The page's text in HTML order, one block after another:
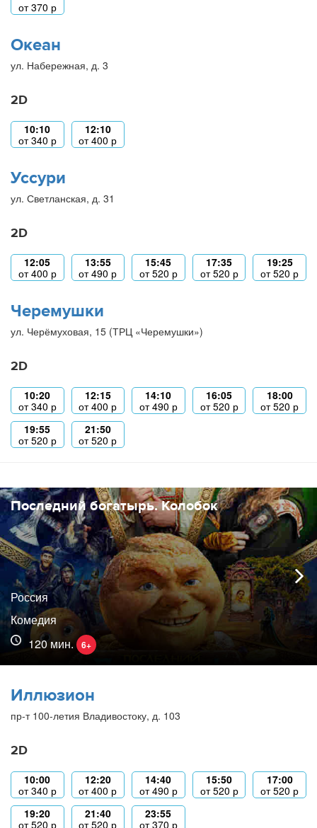
от370 р
Океан
ул. Набережная, д. 3
2D
10:10
от340 р
12:10
от400 р
Уссури
ул. Светланская, д. 31
2D
12:05
от400 р
13:55
от490 р
15:45
от520 р
17:35
от520 р
19:25
от520 р
Черемушки
ул. Черёмуховая, 15 (ТРЦ «Черемушки»)
2D
10:20
от340 р
12:15
от400 р
14:10
от490 р
16:05
от520 р
18:00
от520 р
19:55
от520 р
21:50
от520 р
Последний богатырь. Колобок
Россия
Комедия
120 мин.
6+
Иллюзион
пр-т 100-летия Владивостоку, д. 103
2D
10:00
от340 р
12:20
от400 р
14:40
от490 р
15:50
от520 р
17:00
от520 р
19:20
от520 р
21:40
от520 р
23:55
от370 р